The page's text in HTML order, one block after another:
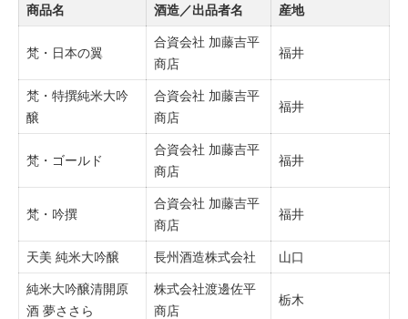
商品名 酒造／出品者名 産地
梵・日本の翼
合資会社 加藤吉平
商店
福井
梵・特撰純米大吟
醸
合資会社 加藤吉平
商店
福井
梵・ゴールド
合資会社 加藤吉平
商店
福井
梵・吟撰
合資会社 加藤吉平
商店
福井
天美 純米大吟醸 長州酒造株式会社 山口
純米大吟醸清開原
酒 夢ささら
株式会社渡邊佐平
商店
栃木